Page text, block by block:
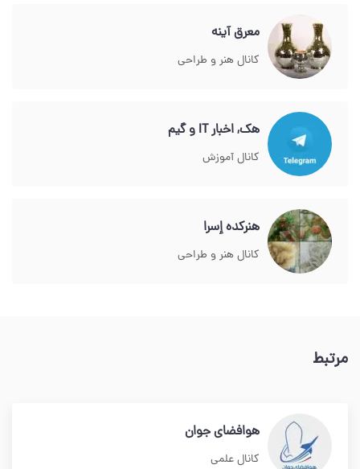
معرق آینه
کانال هنر و طراحی
هک, اخبار IT و گیم
کانال آموزش
هنرکده إسرا
کانال هنر و طراحی
مرتبط
هوافضای جوان
کانال علمی